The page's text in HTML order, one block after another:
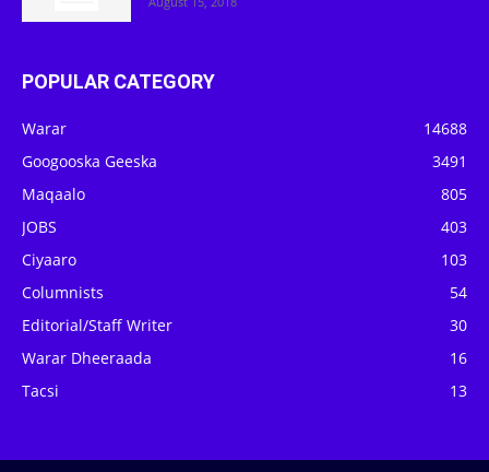
POPULAR CATEGORY
Warar
14688
Googooska Geeska
3491
Maqaalo
805
JOBS
403
Ciyaaro
103
Columnists
54
Editorial/Staff Writer
30
Warar Dheeraada
16
Tacsi
13